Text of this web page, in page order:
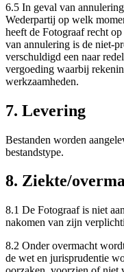
6.5 In geval van
Wederpartij op welk
heeft de Fotograaf recht
van annulering is de niet-
verschuldigd een naar
vergoeding waarbij
werkzaamheden.
7. Levering
Bestanden worden
bestandstype.
8. Ziekte/
8.1 De Fotograaf is niet
nakomen van zijn
8.2 Onder overmacht
de wet en jurisprudentie